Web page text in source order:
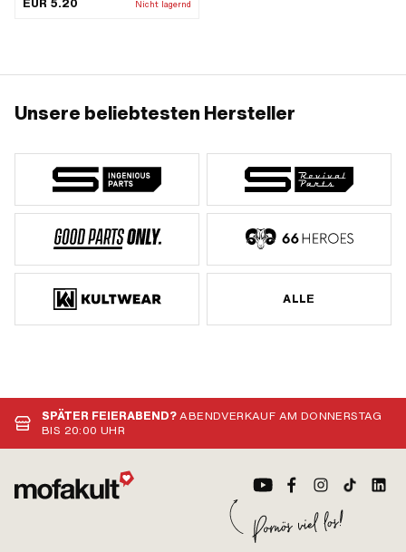
EUR 5.20 Nicht lagernd
Unsere beliebtesten Hersteller
ALLE
SPÄTER FEIERABEND?ABENDVERKAUF AM DONNERSTAG
BIS 20:00 UHR